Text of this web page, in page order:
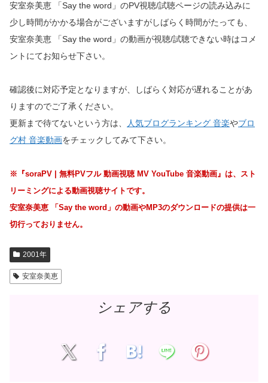
安室奈美恵 「Say the word」のPV視聴/試聴ページの読み込みに
少し時間がかかる場合がございますがしばらく時間がたっても、
安室奈美恵 「Say the word」の動画が視聴/試聴できない時はコメ
ントにてお知らせ下さい。
確認後に対応予定となりますが、しばらく対応が遅れることがあ
りますのでご了承ください。
更新まで待てないという方は、
人気ブログランキング 音楽やブロ
グ村 音楽動画をチェックしてみて下さい。
※『soraPV | 無料PVフル 動画視聴 MV YouTube 音楽動画』は、スト
リーミングによる動画視聴サイトです。
安室奈美恵 「Say the word」の動画やMP3のダウンロードの提供は一
切行っておりません。
2001年
安室奈美恵
シェアする